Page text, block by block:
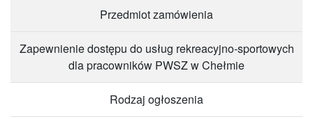
Przedmiot zamówienia
Zapewnienie dostępu do usług rekreacyjno-sportowych
dla pracowników PWSZ w Chełmie
Rodzaj ogłoszenia